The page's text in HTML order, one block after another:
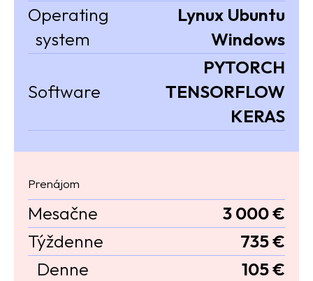
Operating
system
Lynux Ubuntu
Windows
Software
PYTORCH
TENSORFLOW
KERAS
Prenájom
Mesačne
3 000 €
Týždenne
735 €
Denne
105 €